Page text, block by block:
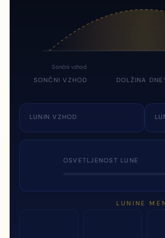
Sončni vzhod
SONČNI VZHOD DOLŽINA
LUNIN VZHOD
OSVETLJENOST LUNE
LUNINE